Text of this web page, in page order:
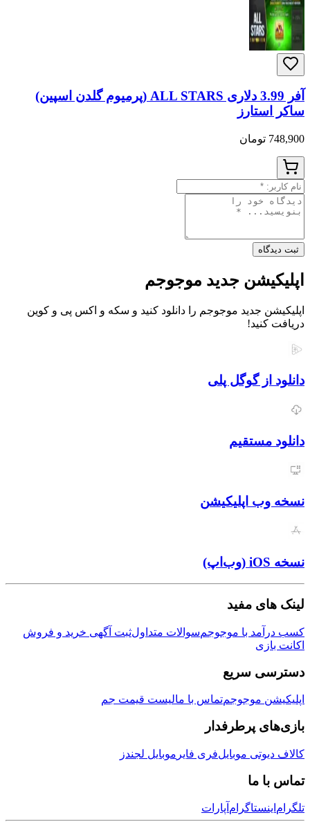
آفر 3.99 دلاری ALL STARS (پرمیوم گلدن اسپین)
ساکر استارز
748,900 تومان
ثبت دیدگاه
اپلیکیشن جدید موجوجم
اپلیکیشن جدید موجوجم را دانلود کنید و سکه و اکس پی و کوین
دریافت کنید!
دانلود از گوگل پلی
دانلود مستقیم
نسخه وب اپلیکیشن
نسخه iOS (وب‌اپ)
لینک های مفید
کسب درآمد با موجوجمسوالات متداولثبت آگهی خرید و فروش
اکانت بازی
دسترسی سریع
اپلیکیشن موجوجمتماس با مالیست قیمت جم
بازی‌های پرطرفدار
کالاف دیوتی موبایلفری فایر موبایل لجندز
تماس با ما
تلگرام اینستاگرام آپارات